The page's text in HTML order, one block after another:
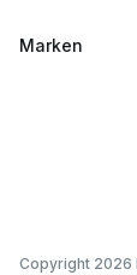
Marken
Copyright 2026